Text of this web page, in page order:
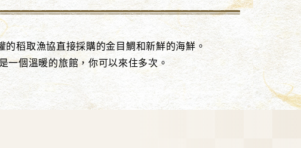
稻取漁協直接採購的金目鯛和新鮮的海鮮。
一個溫暖的旅館，你可以來住多次。